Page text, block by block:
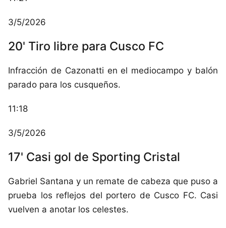
3/5/2026
20' Tiro libre para Cusco FC
Infracción de Cazonatti en el mediocampo y balón
parado para los cusqueños.
11:18
3/5/2026
17' Casi gol de Sporting Cristal
Gabriel Santana y un remate de cabeza que puso a
prueba los reflejos del portero de Cusco FC. Casi
vuelven a anotar los celestes.